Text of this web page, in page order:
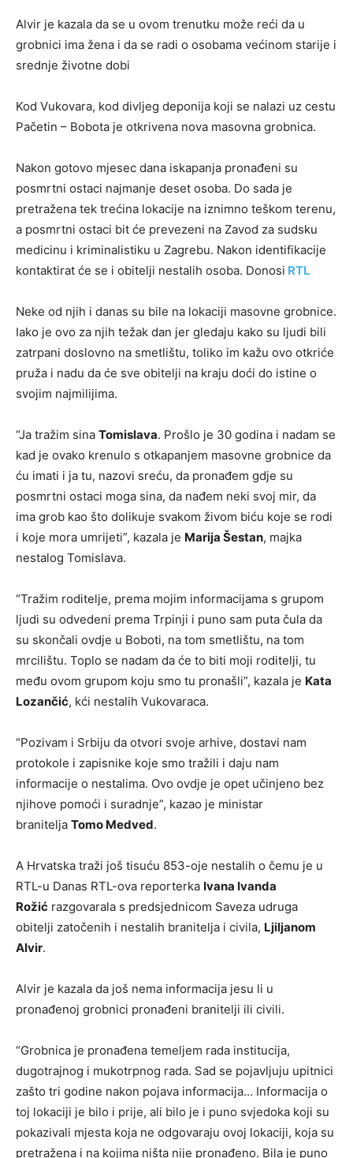
Alvir je kazala da se u ovom trenutku može reći da u
grobnici ima žena i da se radi o osobama većinom starije i
srednje životne dobi
Kod Vukovara, kod divljeg deponija koji se nalazi uz cestu
Pačetin – Bobota je otkrivena nova masovna grobnica.
Nakon gotovo mjesec dana iskapanja pronađeni su
posmrtni ostaci najmanje deset osoba. Do sada je
pretražena tek trećina lokacije na iznimno teškom terenu,
a posmrtni ostaci bit će prevezeni na Zavod za sudsku
medicinu i kriminalistiku u Zagrebu. Nakon identifikacije
kontaktirat će se i obitelji nestalih osoba. Donosi RTL
Neke od njih i danas su bile na lokaciji masovne grobnice.
Iako je ovo za njih težak dan jer gledaju kako su ljudi bili
zatrpani doslovno na smetlištu, toliko im kažu ovo otkriće
pruža i nadu da će sve obitelji na kraju doći do istine o
svojim najmilijima.
“Ja tražim sina Tomislava. Prošlo je 30 godina i nadam se
kad je ovako krenulo s otkapanjem masovne grobnice da
ću imati i ja tu, nazovi sreću, da pronađem gdje su
posmrtni ostaci moga sina, da nađem neki svoj mir, da
ima grob kao što dolikuje svakom živom biću koje se rodi
i koje mora umrijeti”, kazala je Marija Šestan, majka
nestalog Tomislava.
“Tražim roditelje, prema mojim informacijama s grupom
ljudi su odvedeni prema Trpinji i puno sam puta čula da
su skončali ovdje u Boboti, na tom smetlištu, na tom
mrcilištu. Toplo se nadam da će to biti moji roditelji, tu
među ovom grupom koju smo tu pronašli”, kazala je Kata
Lozančić, kći nestalih Vukovaraca.
“Pozivam i Srbiju da otvori svoje arhive, dostavi nam
protokole i zapisnike koje smo tražili i daju nam
informacije o nestalima. Ovo ovdje je opet učinjeno bez
njihove pomoći i suradnje”, kazao je ministar
branitelja Tomo Medved.
A Hrvatska traži još tisuću 853-oje nestalih o čemu je u
RTL-u Danas RTL-ova reporterka Ivana Ivanda
Rožić razgovarala s predsjednicom Saveza udruga
obitelji zatočenih i nestalih branitelja i civila, Ljiljanom
Alvir.
Alvir je kazala da još nema informacija jesu li u
pronađenoj grobnici pronađeni branitelji ili civili.
“Grobnica je pronađena temeljem rada institucija,
dugotrajnog i mukotrpnog rada. Sad se pojavljuju upitnici
zašto tri godine nakon pojava informacija… Informacija o
toj lokaciji je bilo i prije, ali bilo je i puno svjedoka koji su
pokazivali mjesta koja ne odgovaraju ovoj lokaciji, koja su
pretražena i na kojima ništa nije pronađeno. Bila je puno